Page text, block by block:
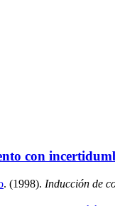
con
. (1998). Inducción de